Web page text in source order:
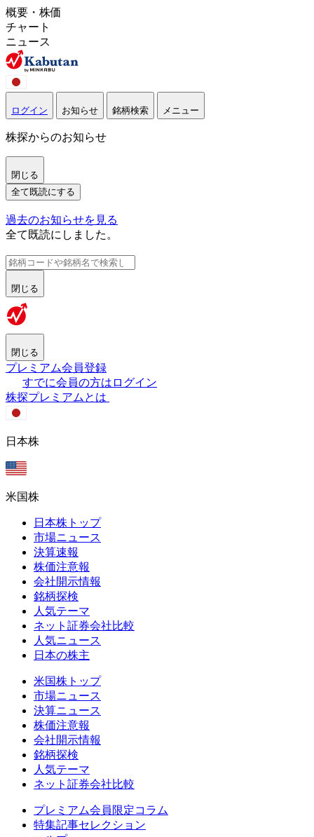
概要・株価
チャート
ニュース
ログイン お知らせ 銘柄検索 メニュー
株探からのお知らせ
閉じる
全て既読にする
過去のお知らせを見る
全て既読にしました。
閉じる
閉じる
プレミアム会員登録
すでに会員の方はログイン
株探プレミアムとは
日本株
米国株
日本株トップ
市場ニュース
決算速報
株価注意報
会社開示情報
銘柄探検
人気テーマ
ネット証券会社比較
人気ニュース
日本の株主
米国株トップ
市場ニュース
決算ニュース
株価注意報
会社開示情報
銘柄探検
人気テーマ
ネット証券会社比較
プレミアム会員限定コラム
特集記事セレクション